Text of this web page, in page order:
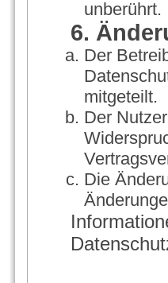
unberührt.
6.
Der
mitgeteilt.
Der
Die